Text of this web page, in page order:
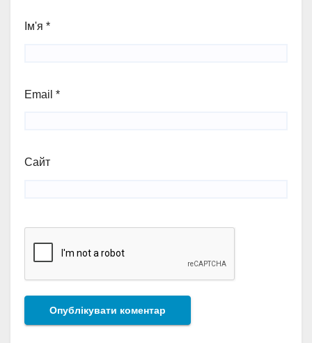
Ім'я *
Email *
Сайт